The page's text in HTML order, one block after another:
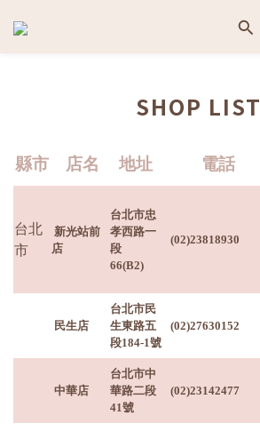
SHOP LIST
縣市 店名 地址 電話
台北
市
新光站前
店
台北市忠
孝西路一
段
66(B2)
(02)23818930
民生店
台北市民
生東路五
段184-1號
(02)27630152
中華店
台北市中
華路二段
41號
(02)23142477